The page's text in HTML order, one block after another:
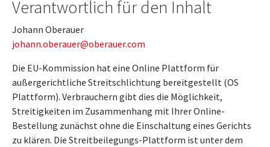
Verantwortlich für den Inhalt
Johann Oberauer
johann.oberauer@oberauer.com
Die EU-Kommission hat eine Online Plattform für
außergerichtliche Streitschlichtung bereitgestellt (OS
Plattform). Verbrauchern gibt dies die Möglichkeit,
Streitigkeiten im Zusammenhang mit Ihrer Online-
Bestellung zunächst ohne die Einschaltung eines Gerichts
zu klären. Die Streitbeilegungs-Plattform ist unter dem